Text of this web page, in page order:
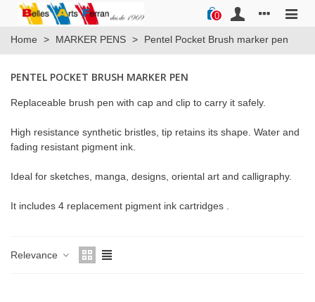
0
Home > MARKER PENS > Pentel Pocket Brush marker pen
PENTEL POCKET BRUSH MARKER PEN
Replaceable brush pen with cap and clip to carry it safely.
High resistance synthetic bristles, tip retains its shape. Water and
fading resistant pigment ink.
Ideal for sketches, manga, designs, oriental art and calligraphy.
It includes 4 replacement pigment ink cartridges .
Relevance